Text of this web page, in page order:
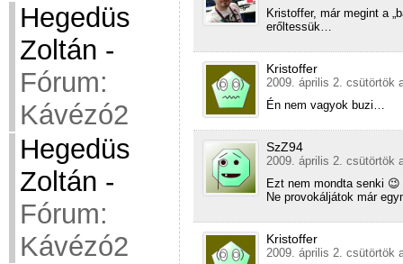
Hegedüs
Zoltán -
Fórum:
Kávézó2
Hegedüs
Zoltán -
Fórum:
Kávézó2
Kristoffer, már megint a
erőltessük…
Kristoffer
2009. április 2. csütörtök
Én nem vagyok buzi…
SzZ94
2009. április 2. csütörtök
Ezt nem mondta senki 😉
Ne provokáljátok már
Kristoffer
2009. április 2. csütörtök